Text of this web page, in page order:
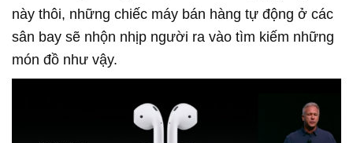
này thôi, những chiếc máy bán hàng tự động ở các
sân bay sẽ nhộn nhịp người ra vào tìm kiếm những
món đồ như vậy.